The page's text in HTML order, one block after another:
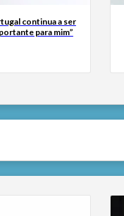
continua a ser
para mim”